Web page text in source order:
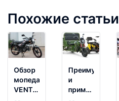
Похожие статьи
Обзор
мопеда
VENTO
RIVA 2
Преимущества
и
применение
трициклов